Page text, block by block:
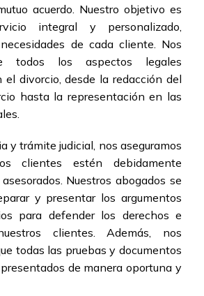
acuerdo. Nuestro objetivo es
integral y personalizado,
de cada cliente. Nos
todos los aspectos legales
el divorcio, desde la redacción del
hasta la representación en las
y trámite judicial, nos aseguramos
clientes estén debidamente
Nuestros abogados se
y presentar los argumentos
para defender los derechos e
clientes. Además, nos
todas las pruebas y documentos
de manera oportuna y